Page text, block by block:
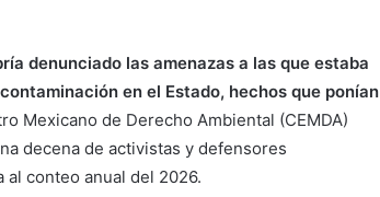
denunciado las amenazas a las que estaba
en el Estado, hechos que ponían
Mexicano de Derecho Ambiental (CEMDA)
decena de activistas y defensores
al conteo anual del 2026.